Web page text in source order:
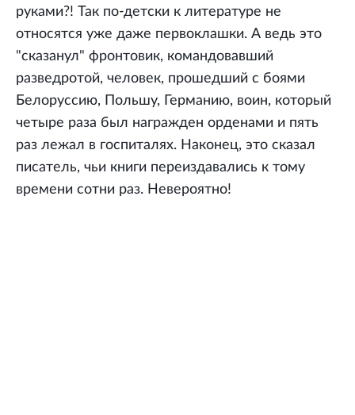
руками?! Так по-детски к литературе не
относятся уже даже первоклашки. А ведь это
"сказанул" фронтовик, командовавший
разведротой, человек, прошедший с боями
Белоруссию, Польшу, Германию, воин, который
четыре раза был награжден орденами и пять
раз лежал в госпиталях. Наконец, это сказал
писатель, чьи книги переиздавались к тому
времени сотни раз. Невероятно!